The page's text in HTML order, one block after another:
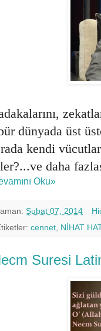
dünyada üst
kendi
daha
Oku»
Şubat 07, 2014
cennet NİHAT
Suresi